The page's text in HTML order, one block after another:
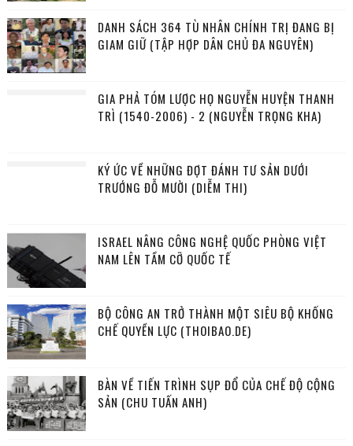
DANH SÁCH 364 TÙ NHÂN CHÍNH TRỊ ĐANG BỊ
GIAM GIỮ (TẬP HỢP DÂN CHỦ ĐA NGUYÊN)
GIA PHẢ TÓM LƯỢC HỌ NGUYỄN HUYỆN THANH
TRÌ (1540-2006) - 2 (NGUYỄN TRỌNG KHA)
KÝ ỨC VỀ NHỮNG ĐỢT ĐÁNH TƯ SẢN DƯỚI
TRƯỚNG ĐỖ MƯỜI (DIỄM THI)
ISRAEL NÂNG CÔNG NGHỆ QUỐC PHÒNG VIỆT
NAM LÊN TẦM CỠ QUỐC TẾ
BỘ CÔNG AN TRỞ THÀNH MỘT SIÊU BỘ KHỐNG
CHẾ QUYỀN LỰC (THOIBAO.DE)
BÀN VỀ TIẾN TRÌNH SỤP ĐỔ CỦA CHẾ ĐỘ CỘNG
SẢN (CHU TUẤN ANH)